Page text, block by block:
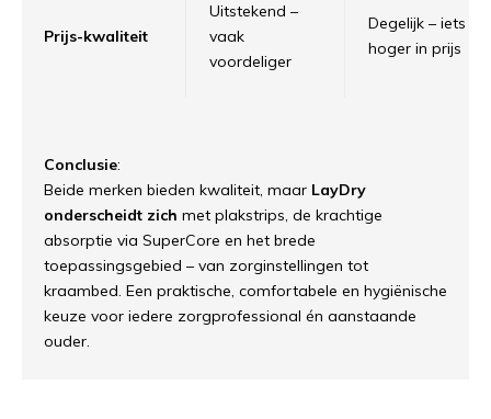
Prijs-kwaliteit
Uitstekend –
vaak
voordeliger
Degelijk – iets
hoger in prijs
Conclusie:
Beide merken bieden kwaliteit, maar LayDry
onderscheidt zich met plakstrips, de krachtige
absorptie via SuperCore en het brede
toepassingsgebied – van zorginstellingen tot
kraambed. Een praktische, comfortabele en hygiënische
keuze voor iedere zorgprofessional én aanstaande
ouder.